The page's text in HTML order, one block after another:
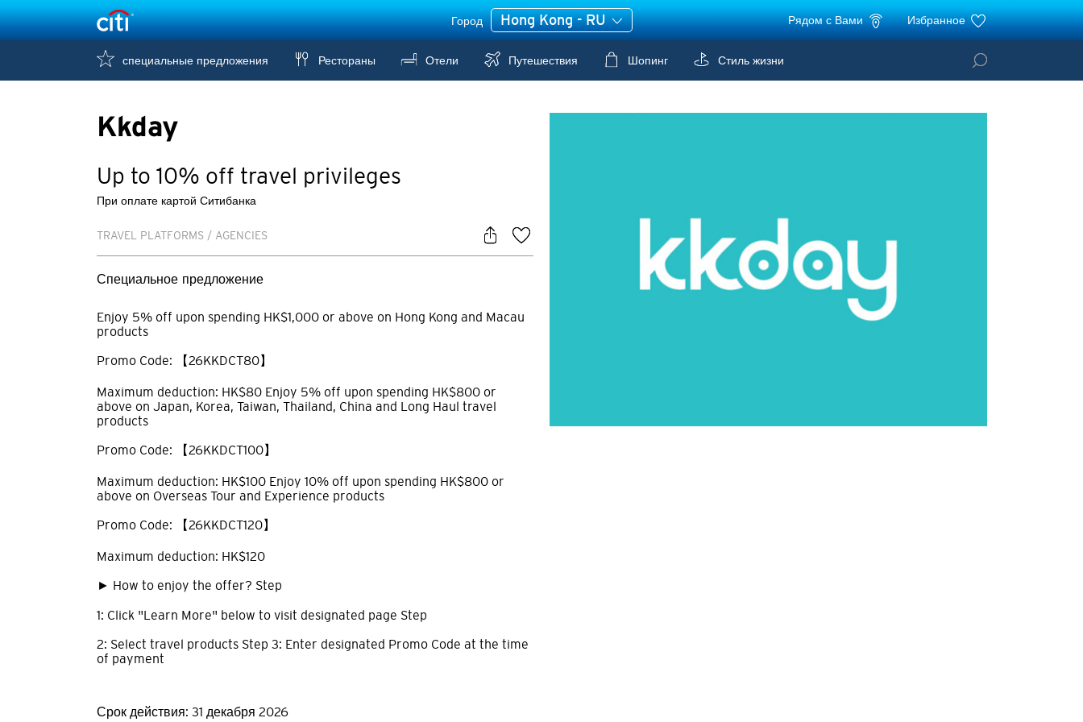
Город Hong Kong - RU Рядом с Вами Избранное
специальные предложения Рестораны Отели Путешествия Шопинг Стиль жизни
Kkday
Up to 10% off travel privileges
При оплате картой Ситибанка
TRAVEL PLATFORMS / AGENCIES
Специальное предложение
Enjoy 5% off upon spending HK$1,000 or above on Hong Kong and Macau
products
Promo Code: 【26KKDCT80】
Maximum deduction: HK$80 Enjoy 5% off upon spending HK$800 or
above on Japan, Korea, Taiwan, Thailand, China and Long Haul travel
products
Promo Code: 【26KKDCT100】
Maximum deduction: HK$100 Enjoy 10% off upon spending HK$800 or
above on Overseas Tour and Experience products
Promo Code: 【26KKDCT120】
Maximum deduction: HK$120
► How to enjoy the offer? Step
1: Click "Learn More" below to visit designated page Step
2: Select travel products Step 3: Enter designated Promo Code at the time
of payment
Срок действия: 31 декабря 2026